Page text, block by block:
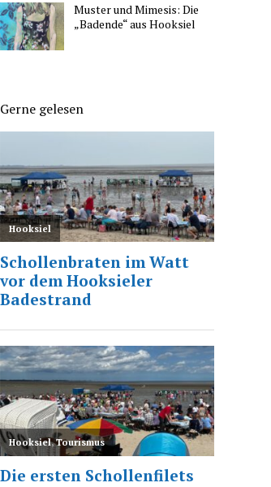
Muster und Mimesis: Die
„Badende“ aus Hooksiel
Gerne gelesen